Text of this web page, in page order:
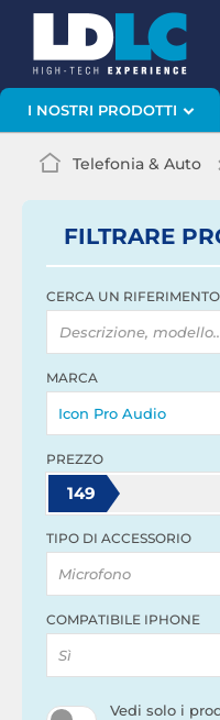
I NOSTRI PRODOTTI
Telefonia & Auto
FILTRARE
CERCA UN RIFERIMENTO
MARCA
Icon Pro Audio
PREZZO
149
TIPO DI ACCESSORIO
Microfono
COMPATIBILE IPHONE
Sì
Vedi solo i